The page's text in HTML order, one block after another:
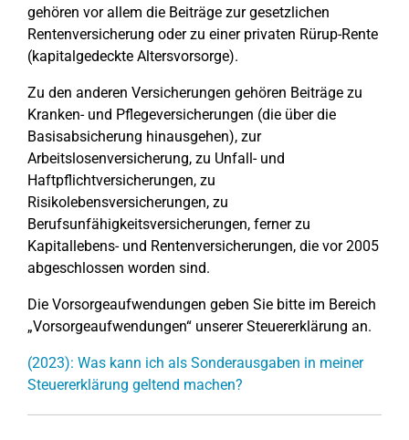
gehören vor allem die Beiträge zur gesetzlichen
Rentenversicherung oder zu einer privaten Rürup-Rente
(kapitalgedeckte Altersvorsorge).
Zu den anderen Versicherungen gehören Beiträge zu
Kranken- und Pflegeversicherungen (die über die
Basisabsicherung hinausgehen), zur
Arbeitslosenversicherung, zu Unfall- und
Haftpflichtversicherungen, zu
Risikolebensversicherungen, zu
Berufsunfähigkeitsversicherungen, ferner zu
Kapitallebens- und Rentenversicherungen, die vor 2005
abgeschlossen worden sind.
Die Vorsorgeaufwendungen geben Sie bitte im Bereich
„Vorsorgeaufwendungen“ unserer Steuererklärung an.
(2023): Was kann ich als Sonderausgaben in meiner
Steuererklärung geltend machen?